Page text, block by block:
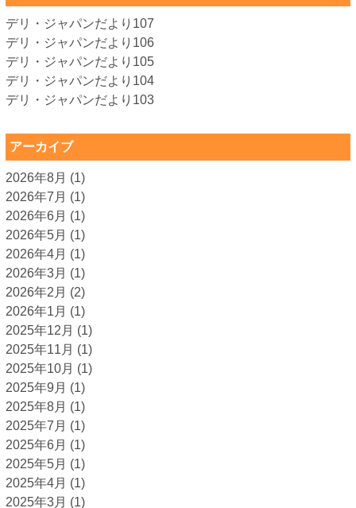
デリ・ジャパンだより107
デリ・ジャパンだより106
デリ・ジャパンだより105
デリ・ジャパンだより104
デリ・ジャパンだより103
アーカイブ
2026年8月 (1)
2026年7月 (1)
2026年6月 (1)
2026年5月 (1)
2026年4月 (1)
2026年3月 (1)
2026年2月 (2)
2026年1月 (1)
2025年12月 (1)
2025年11月 (1)
2025年10月 (1)
2025年9月 (1)
2025年8月 (1)
2025年7月 (1)
2025年6月 (1)
2025年5月 (1)
2025年4月 (1)
2025年3月 (1)